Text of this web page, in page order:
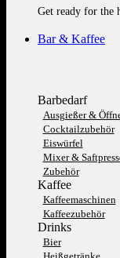
Get ready for the
Bar & Kaffee
Barbedarf
Ausgießer &
Cocktailzubehör
Eiswürfel
Mixer &
Zubehör
Kaffee
Kaffeemaschinen
Kaffeezubehör
Drinks
Bier